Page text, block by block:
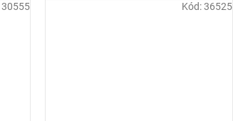
30555 Kód:36525